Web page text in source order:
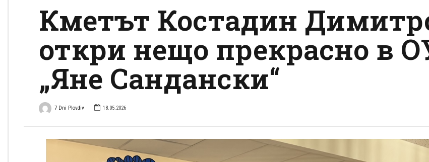
Кметът Костадин
откри нещо прекрасно в
„Яне Сандански“
7 Dni Plovdiv 18.05.2026